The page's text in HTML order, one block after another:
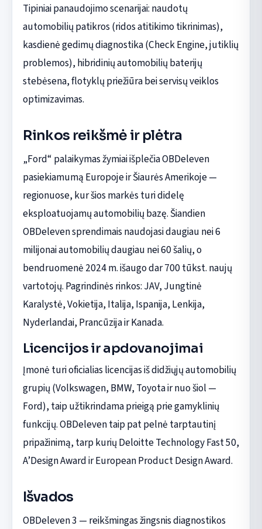
Tipiniai panaudojimo scenarijai: naudotų
automobilių patikros (ridos atitikimo tikrinimas),
kasdienė gedimų diagnostika (Check Engine, jutiklių
problemos), hibridinių automobilių baterijų
stebėsena, flotyklų priežiūra bei servisų veiklos
optimizavimas.
Rinkos reikšmė ir plėtra
„Ford“ palaikymas žymiai išplečia OBDeleven
pasiekiamumą Europoje ir Šiaurės Amerikoje —
regionuose, kur šios markės turi didelę
eksploatuojamų automobilių bazę. Šiandien
OBDeleven sprendimais naudojasi daugiau nei 6
milijonai automobilių daugiau nei 60 šalių, o
bendruomenė 2024 m. išaugo dar 700 tūkst. naujų
vartotojų. Pagrindinės rinkos: JAV, Jungtinė
Karalystė, Vokietija, Italija, Ispanija, Lenkija,
Nyderlandai, Prancūzija ir Kanada.
Licencijos ir apdovanojimai
Įmonė turi oficialias licencijas iš didžiųjų automobilių
grupių (Volkswagen, BMW, Toyota ir nuo šiol —
Ford), taip užtikrindama prieigą prie gamyklinių
funkcijų. OBDeleven taip pat pelnė tarptautinį
pripažinimą, tarp kurių Deloitte Technology Fast 50,
A’Design Award ir European Product Design Award.
Išvados
OBDeleven 3 — reikšmingas žingsnis diagnostikos